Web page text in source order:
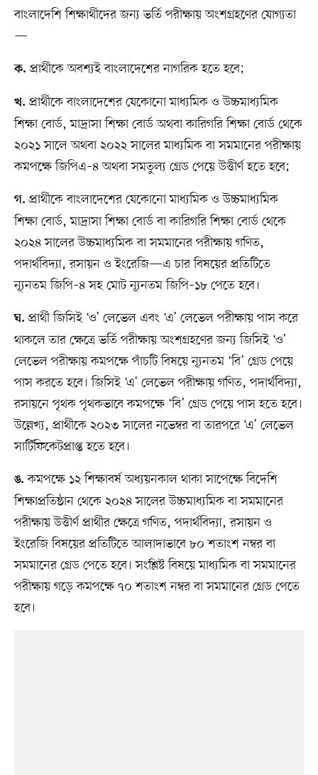
বাংলাদেশি শিক্ষার্থীদের জন্য ভর্তি পরীক্ষায় অংশগ্রহণের যোগ্যতা
—
ক. প্রার্থীকে অবশ্যই বাংলাদেশের নাগরিক হতে হবে;
খ. প্রার্থীকে বাংলাদেশের যেকোনো মাধ্যমিক ও উচ্চমাধ্যমিক
শিক্ষা বোর্ড, মাদ্রাসা শিক্ষা বোর্ড অথবা কারিগরি শিক্ষা বোর্ড থেকে
২০২১ সালে অথবা ২০২২ সালের মাধ্যমিক বা সমমানের পরীক্ষায়
কমপক্ষে জিপিএ–৪ অথবা সমতুল্য গ্রেড পেয়ে উত্তীর্ণ হতে হবে;
গ. প্রার্থীকে বাংলাদেশের যেকোনো মাধ্যমিক ও উচ্চমাধ্যমিক
শিক্ষা বোর্ড, মাদ্রাসা শিক্ষা বোর্ড বা কারিগরি শিক্ষা বোর্ড থেকে
২০২৪ সালের উচ্চমাধ্যমিক বা সমমানের পরীক্ষায় গণিত,
পদার্থবিদ্যা, রসায়ন ও ইংরেজি—এ চার বিষয়ের প্রতিটিতে
ন্যূনতম জিপি–৪ সহ মোট ন্যূনতম জিপি–১৮ পেতে হবে।
ঘ. প্রার্থী জিসিই ‘ও’ লেভেল এবং ‘এ’ লেভেল পরীক্ষায় পাস করে
থাকলে তার ক্ষেত্রে ভর্তি পরীক্ষায় অংশগ্রহণের জন্য জিসিই ‘ও’
লেভেল পরীক্ষায় কমপক্ষে পাঁচটি বিষয়ে ন্যূনতম ‘বি’ গ্রেড পেয়ে
পাস করতে হবে। জিসিই ‘এ’ লেভেল পরীক্ষায় গণিত, পদার্থবিদ্যা,
রসায়নে পৃথক পৃথকভাবে কমপক্ষে ‘বি’ গ্রেড পেয়ে পাস হতে হবে।
উল্লেখ্য, প্রার্থীকে ২০২৩ সালের নভেম্বর বা তারপরে ‘এ’ লেভেল
সার্টিফিকেটপ্রাপ্ত হতে হবে।
ঙ. কমপক্ষে ১২ শিক্ষাবর্ষ অধ্যয়নকাল থাকা সাপেক্ষে বিদেশি
শিক্ষাপ্রতিষ্ঠান থেকে ২০২৪ সালের উচ্চমাধ্যমিক বা সমমানের
পরীক্ষায় উত্তীর্ণ প্রার্থীর ক্ষেত্রে গণিত, পদার্থবিদ্যা, রসায়ন ও
ইংরেজি বিষয়ের প্রতিটিতে আলাদাভাবে ৮০ শতাংশ নম্বর বা
সমমানের গ্রেড পেতে হবে। সংশ্লিষ্ট বিষয়ে মাধ্যমিক বা সমমানের
পরীক্ষায় গড়ে কমপক্ষে ৭০ শতাংশ নম্বর বা সমমানের গ্রেড পেতে
হবে।